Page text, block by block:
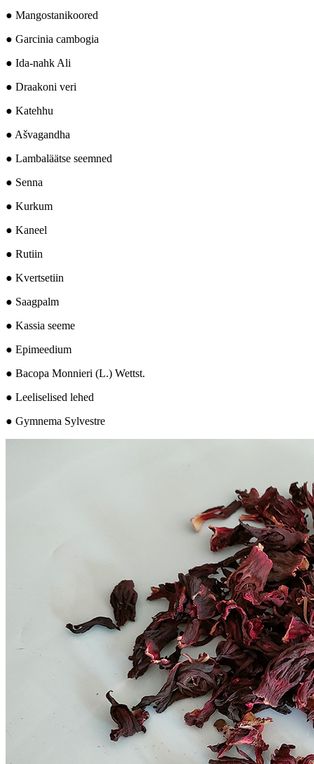
● Mangostanikoored
● Garcinia cambogia
● Ida-nahk Ali
● Draakoni veri
● Katehhu
● Ašvagandha
● Lambaläätse seemned
● Senna
● Kurkum
● Kaneel
● Rutiin
● Kvertsetiin
● Saagpalm
● Kassia seeme
● Epimeedium
● Bacopa Monnieri (L.) Wettst.
● Leeliselised lehed
● Gymnema Sylvestre